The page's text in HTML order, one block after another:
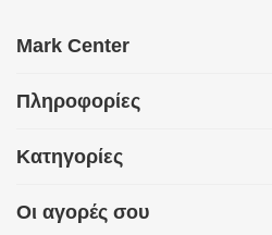
Mark Center
Πληροφορίες
Κατηγορίες
Οι αγορές σου